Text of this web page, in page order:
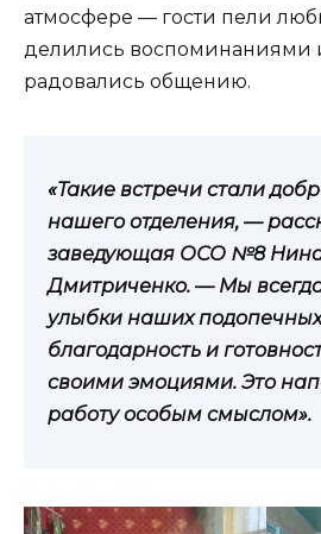
атмосфере — гости пели
делились воспоминаниями
радовались общению.
«Такие встречи стали
нашего отделения, —
заведующая ОСО №8
Дмитриченко. — Мы
улыбки наших
благодарность и
своими эмоциями. Это
работу особым смыслом».